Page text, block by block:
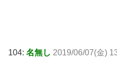
104: 名無し 2019/06/07(金)